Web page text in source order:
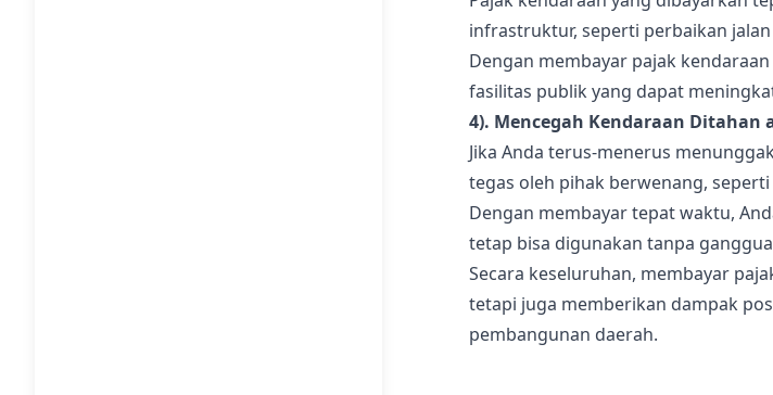
infrastruktur, seperti perbaikan
Dengan membayar pajak
fasilitas publik yang dapat
4). Mencegah Kendaraan Ditahan
Jika Anda terus-menerus
tegas oleh pihak berwenang,
Dengan membayar tepat waktu,
tetap bisa digunakan tanpa
Secara keseluruhan, membayar
tetapi juga memberikan dampak
pembangunan daerah.